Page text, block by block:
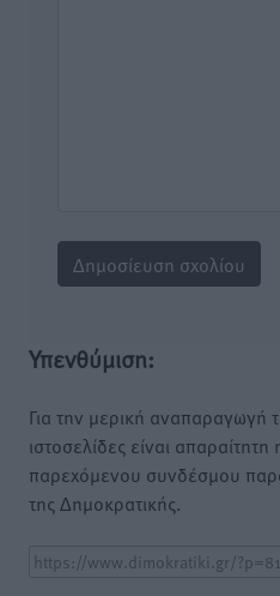
Υπενθύμιση:
Για την μερική αναπαραγωγή
ιστοσελίδες είναι
παρεχόμενου συνδέσμου
της Δημοκρατικής.